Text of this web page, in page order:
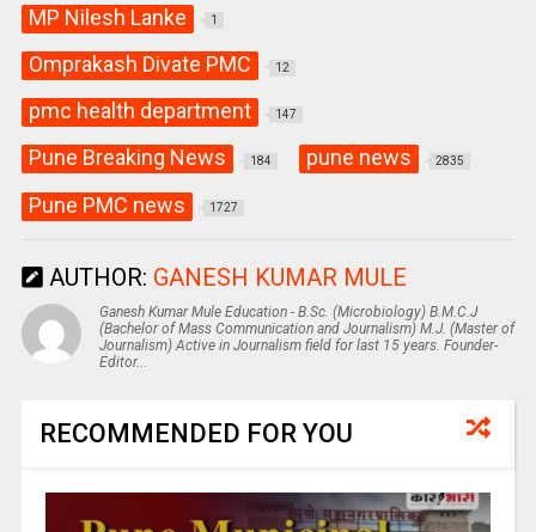
MP Nilesh Lanke 1
Omprakash Divate PMC 12
pmc health department 147
Pune Breaking News 184 pune news 2835
Pune PMC news 1727
AUTHOR: GANESH KUMAR MULE
Ganesh Kumar Mule Education - B.Sc. (Microbiology) B.M.C.J
(Bachelor of Mass Communication and Journalism) M.J. (Master of
Journalism) Active in Journalism field for last 15 years. Founder-
Editor...
RECOMMENDED FOR YOU